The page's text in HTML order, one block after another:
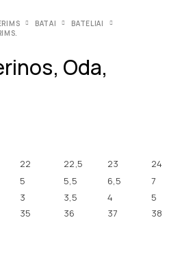
BATAI
BATELIAI
Oda,
22 22,5 23
24
5 5,5 6,5
7
3 3,5 4
5
35
36 37 38